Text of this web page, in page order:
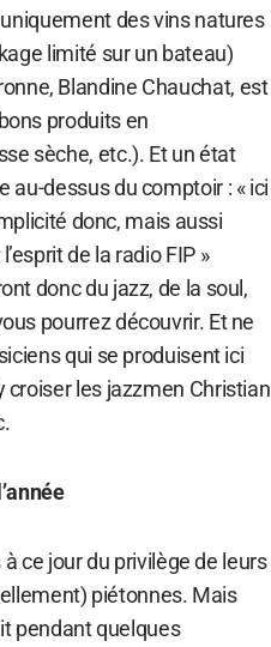
des vins natures
limité sur un bateau)
Blandine Chauchat, est
produits en
sèche, etc.). Et un état
au-dessus du comptoir : « ici
donc, mais aussi
de la radio FIP »
donc du jazz, de la soul,
pourrez découvrir. Et ne
qui se produisent ici
croiser les jazzmen Christian
ce jour du privilège de leurs
piétonnes. Mais
pendant quelques